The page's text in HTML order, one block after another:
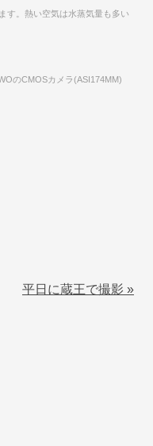
す。熱い空気は水蒸気量も多い
のCMOSカメラ(ASI174MM)
平日に蔵王で撮影 »